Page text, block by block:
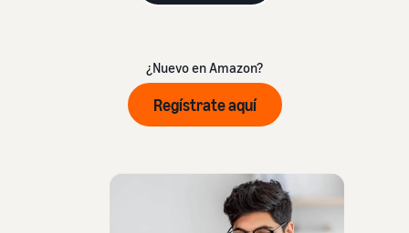
¿Nuevo en Amazon?
Regístrate aquí